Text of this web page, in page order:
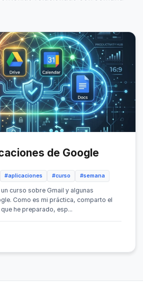
de Google
#aplicaciones #curso #semana
curso sobre Gmail y algunas
Como es mi práctica, comparto el
he preparado, esp...